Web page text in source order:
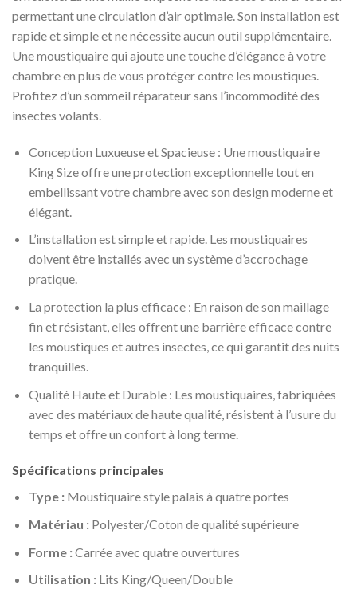
permettant une circulation d’air optimale. Son installation est
rapide et simple et ne nécessite aucun outil supplémentaire.
Une moustiquaire qui ajoute une touche d’élégance à votre
chambre en plus de vous protéger contre les moustiques.
Profitez d’un sommeil réparateur sans l’incommodité des
insectes volants.
Conception Luxueuse et Spacieuse : Une moustiquaire
King Size offre une protection exceptionnelle tout en
embellissant votre chambre avec son design moderne et
élégant.
L’installation est simple et rapide. Les moustiquaires
doivent être installés avec un système d’accrochage
pratique.
La protection la plus efficace : En raison de son maillage
fin et résistant, elles offrent une barrière efficace contre
les moustiques et autres insectes, ce qui garantit des nuits
tranquilles.
Qualité Haute et Durable : Les moustiquaires, fabriquées
avec des matériaux de haute qualité, résistent à l’usure du
temps et offre un confort à long terme.
Spécifications principales
Type :Moustiquaire style palais à quatre portes
Matériau :Polyester/Coton de qualité supérieure
Forme :Carrée avec quatre ouvertures
Utilisation :Lits King/Queen/Double